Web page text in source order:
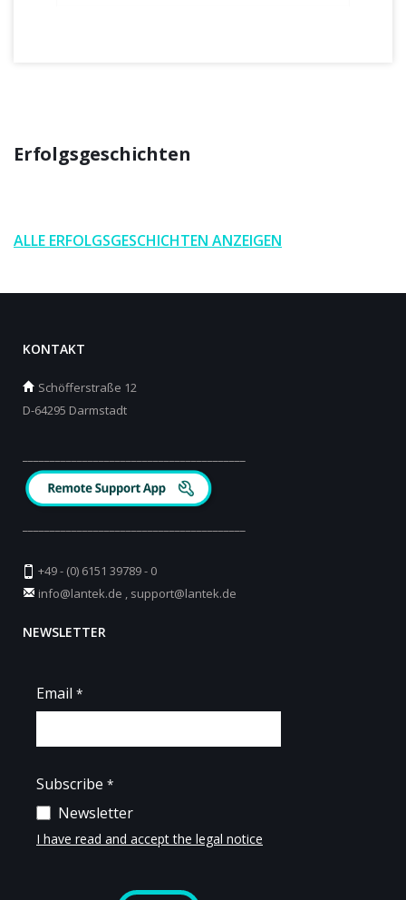
Erfolgsgeschichten
ALLE ERFOLGSGESCHICHTEN ANZEIGEN
KONTAKT
Schöfferstraße 12
D-64295 Darmstadt
+49 - (0) 6151 39789 - 0
info@lantek.de , support@lantek.de
NEWSLETTER